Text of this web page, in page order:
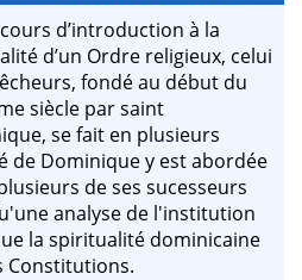
d’introduction à la
d’un Ordre religieux, celui
fondé au début du
siècle par saint
se fait en plusieurs
de Dominique y est abordée
de ses sucesseurs
analyse de l'institution
la spiritualité dominicaine
Constitutions.